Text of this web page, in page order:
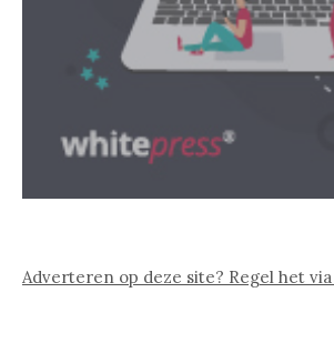
Adverteren op deze site? Regel het